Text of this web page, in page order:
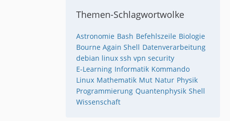
Themen-Schlagwortwolke
Astronomie Bash Befehlszeile Biologie
Bourne Again Shell Datenverarbeitung
debian linux ssh vpn security
E-Learning Informatik Kommando
Linux Mathematik Mut Natur Physik
Programmierung Quantenphysik Shell
Wissenschaft